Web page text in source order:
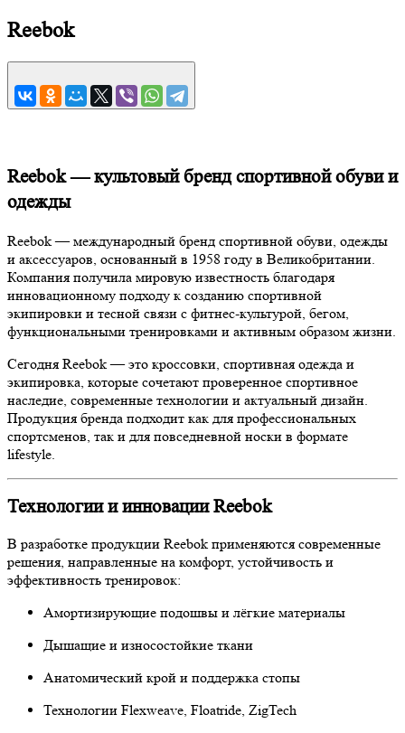
Reebok
Reebok — культовый бренд спортивной обуви и
одежды
Reebok — международный бренд спортивной обуви, одежды
и аксессуаров, основанный в 1958 году в Великобритании.
Компания получила мировую известность благодаря
инновационному подходу к созданию спортивной
экипировки и тесной связи с фитнес-культурой, бегом,
функциональными тренировками и активным образом жизни.
Сегодня Reebok — это кроссовки, спортивная одежда и
экипировка, которые сочетают проверенное спортивное
наследие, современные технологии и актуальный дизайн.
Продукция бренда подходит как для профессиональных
спортсменов, так и для повседневной носки в формате
lifestyle.
Технологии и инновации Reebok
В разработке продукции Reebok применяются современные
решения, направленные на комфорт, устойчивость и
эффективность тренировок:
Амортизирующие подошвы и лёгкие материалы
Дышащие и износостойкие ткани
Анатомический крой и поддержка стопы
Технологии Flexweave, Floatride, ZigTech